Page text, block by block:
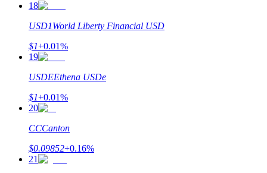
Investissement automobile
18
USD1World Liberty Financial USD
$1+0.01%
19
USDEEthena USDe
$1+0.01%
20
CCCanton
$0.09852+0.16%
21